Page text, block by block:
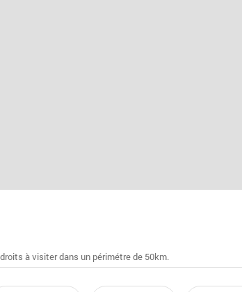
à visiter dans un périmétre de 50km.